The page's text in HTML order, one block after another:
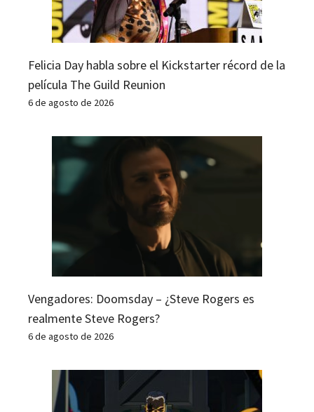
Felicia Day habla sobre el Kickstarter récord de la
película The Guild Reunion
6 de agosto de 2026
Vengadores: Doomsday – ¿Steve Rogers es
realmente Steve Rogers?
6 de agosto de 2026